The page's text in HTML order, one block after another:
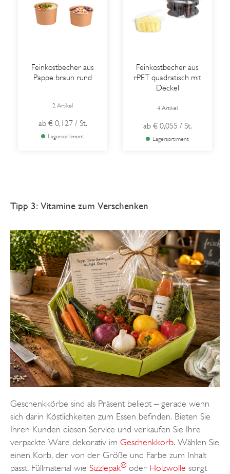
Feinkostbecher aus
Pappe braun rund
2 Artikel
ab € 0,127 / St.
Lagersortiment
Feinkostbecher aus
rPET quadratisch mit
Deckel
4 Artikel
ab € 0,055 / St.
Lagersortiment
Tipp 3: Vitamine zum Verschenken
Geschenkkörbe sind als Präsent beliebt – gerade wenn
sich darin Köstlichkeiten zum Essen befinden. Bieten Sie
Ihren Kunden diesen Service und verkaufen Sie Ihre
verpackte Ware dekorativ im Geschenkkorb. Wählen Sie
einen Korb, der von der Größe und Farbe zum Inhalt
passt. Füllmaterial wie Sizzlepak® oder Holzwolle sorgt